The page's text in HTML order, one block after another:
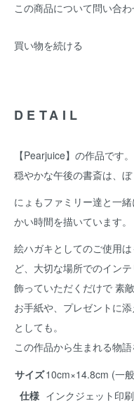
この商品について問い合わ
買い物を続ける
DETAIL
【Pearjuice】の作品です。
穏やかな午後の書斎は、
にょもファミリー達と一
かい時間を描いています。
絵ハガキとしてのご使用
ど、大切な場所でのイン
飾っていただくだけで 素
お手紙や、プレゼントに
としても。
この作品から生まれる物
サイズ10cm×14.8cm (一
仕様 インクジェット印刷